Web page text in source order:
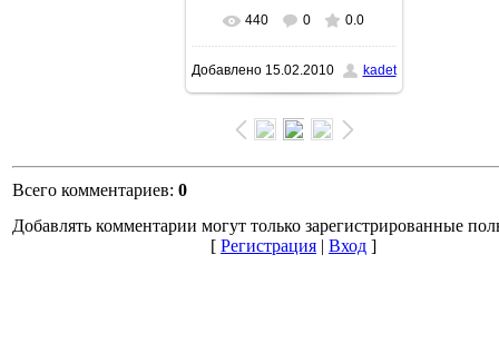
В реальном размере
800x600/ 83.2Kb
440 0 0.0
Добавлено15.02.2010 kadet
Всего комментариев: 0
Добавлять комментарии могут только зарегистрированные
[ Регистрация | Вход ]